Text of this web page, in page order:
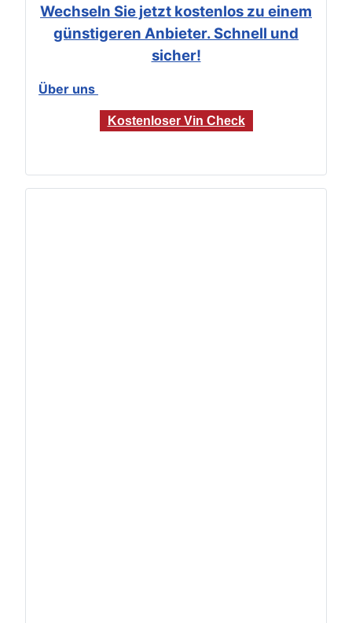
Wechseln Sie jetzt kostenlos zu einem
günstigeren Anbieter. Schnell und
sicher!
Über uns
Kostenloser Vin Check